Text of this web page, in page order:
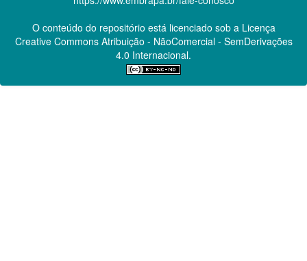
O conteúdo do repositório está licenciado sob a Licença
Creative CommonsAtribuição - NãoComercial - SemDerivações
4.0 Internacional.